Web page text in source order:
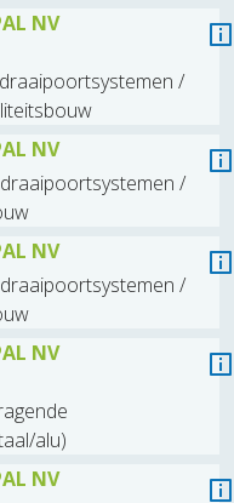
NV
/
NV
/
NV
/
NV
alu)
NV